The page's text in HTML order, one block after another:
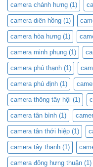
camera chánh hưng (1)
camera diên hồng (1)
camera hòa hưng (1)
camera minh phụng (1)
camera phú thạnh (1)
camera phú định (1)
camera thông tây hội (1)
camera tân bình (1)
camera tân thới hiệp (1)
camera tây thạnh (1)
camera đông hưng thuận (1)